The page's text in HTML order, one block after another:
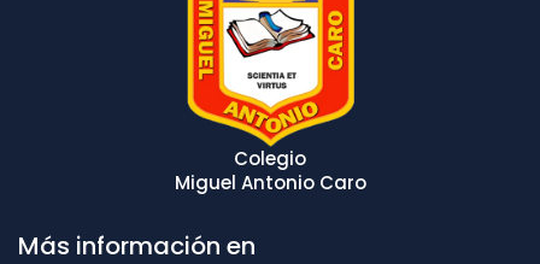
Colegio
Miguel Antonio Caro
Más información en